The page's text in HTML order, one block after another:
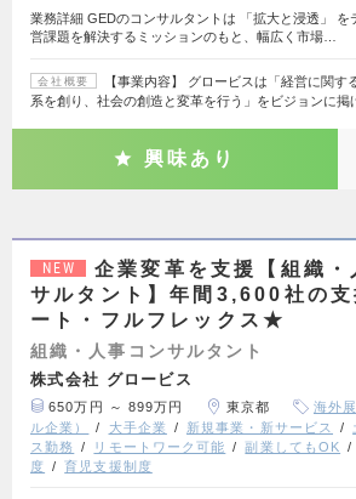
業務詳細 GEDのコンサルタントは 「拡大と浸透」 を
営課題を解決するミッションのもと、幅広く市場…
会社概要
【事業内容】 グロービスは「経営に関
系を創り、社会の創造と変革を行う」をビジョンに掲
興味あり
NEW
企業変革を支援【組織・
サルタント】年間3,600社の
ート・フルフレックス★
組織・人事コンサルタント
株式会社 グロービス
650万円 ～ 899万円 東京都
海外
ル企業）
大手企業 新規事業・新サービス
ス勤務
リモートワーク可能 副業してもOK
度
育児支援制度